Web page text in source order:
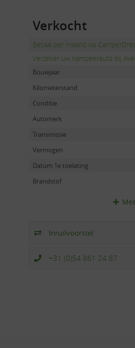
Verkocht
Betaal per maand via
Verzeker uw kampeerauto bij
Bouwjaar
Kilometerstand
Conditie
Automerk
Transmissie
Vermogen
Datum 1e toelating
Brandstof
Inruilvoorstel
+31 (0)54 861 24 87